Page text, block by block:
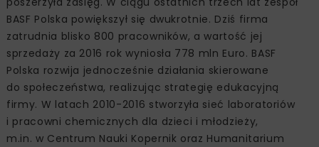
BASF Polska powiększył się dwukrotnie. Dziś firma
zatrudnia blisko 800 pracowników, a wartość jej
sprzedaży za 2016 rok wyniosła 778 mln Euro. BASF
Polska rozwija jednocześnie działania skierowane
do społeczeństwa, realizując strategię edukacyjną
firmy. W latach 2010-2016 stworzyła sieć laboratoriów
i pracowni chemicznych dla dzieci i młodzieży,
m.in. w Centrum Nauki Kopernik oraz Humanitarium